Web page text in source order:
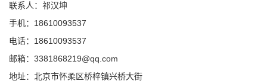
联系人：祁汉坤
手机：18610093537
电话：18610093537
邮箱：3381868219@qq.com
地址：北京市怀柔区桥梓镇兴桥大街